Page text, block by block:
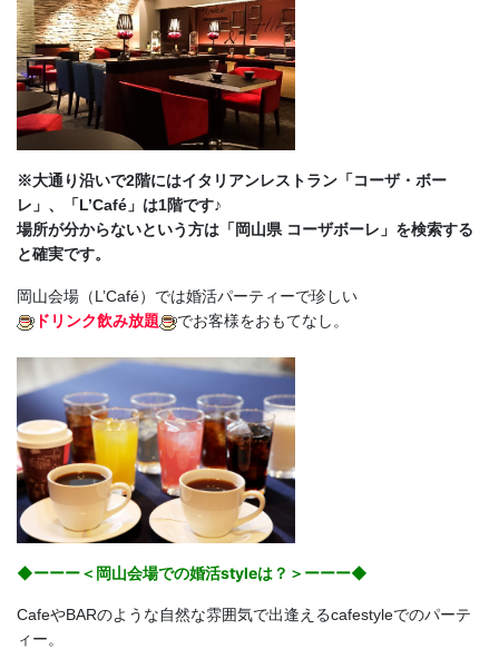
※大通り沿いで2階にはイタリアンレストラン「コーザ・ボー
レ」、「L’Café」は1階です♪
場所が分からないという方は「岡山県 コーザボーレ」を検索する
と確実です。
岡山会場（L’Café）では婚活パーティーで珍しい
ドリンク飲み放題
でお客様をおもてなし。
◆ーーー＜岡山会場での婚活styleは？＞ーーー◆
CafeやBARのような自然な雰囲気で出逢えるcafestyleでのパーテ
ィー。